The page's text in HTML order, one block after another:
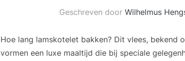
Geschreven door Wilhelmus
Hoe lang lamskotelet bakken? Dit vlees, bekend
vormen een luxe maaltijd die bij speciale